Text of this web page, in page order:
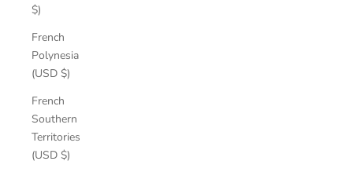
$)
French
Polynesia
(USD $)
French
Southern
Territories
(USD $)